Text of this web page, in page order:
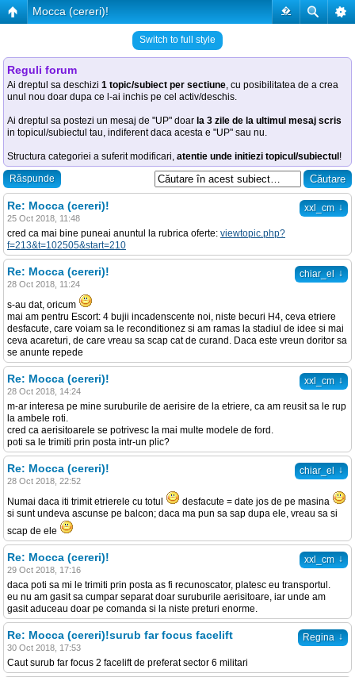
�
Mocca (cereri)!
Switch to full style
Reguli forum
Ai dreptul sa deschizi 1 topic/subiect per sectiune, cu posibilitatea de a crea
unul nou doar dupa ce l-ai inchis pe cel activ/deschis.
Ai dreptul sa postezi un mesaj de "UP" doar la 3 zile de la ultimul mesaj scris
in topicul/subiectul tau, indiferent daca acesta e "UP" sau nu.
Structura categoriei a suferit modificari, atentie unde initiezi topicul/subiectul !
Răspunde
xxl_cm ↓
Re: Mocca (cereri)!
25 Oct 2018, 11:48
cred ca mai bine puneai anuntul la rubrica oferte: viewtopic.php?
f=213&t=102505&start=210
chiar_el ↓
Re: Mocca (cereri)!
28 Oct 2018, 11:24
s-au dat, oricum
mai am pentru Escort: 4 bujii incadenscente noi, niste becuri H4, ceva etriere
desfacute, care voiam sa le reconditionez si am ramas la stadiul de idee si mai
ceva acareturi, de care vreau sa scap cat de curand. Daca este vreun doritor sa
se anunte repede
xxl_cm ↓
Re: Mocca (cereri)!
28 Oct 2018, 14:24
m-ar interesa pe mine suruburile de aerisire de la etriere, ca am reusit sa le rup
la ambele roti.
cred ca aerisitoarele se potrivesc la mai multe modele de ford.
poti sa le trimiti prin posta intr-un plic?
chiar_el ↓
Re: Mocca (cereri)!
28 Oct 2018, 22:52
Numai daca iti trimit etrierele cu totul
desfacute = date jos de pe masina
si sunt undeva ascunse pe balcon; daca ma pun sa sap dupa ele, vreau sa si
scap de ele
xxl_cm ↓
Re: Mocca (cereri)!
29 Oct 2018, 17:16
daca poti sa mi le trimiti prin posta as fi recunoscator, platesc eu transportul.
eu nu am gasit sa cumpar separat doar suruburile aerisitoare, iar unde am
gasit aduceau doar pe comanda si la niste preturi enorme.
Regina ↓
Re: Mocca (cereri)!surub far focus facelift
30 Oct 2018, 17:53
Caut surub far focus 2 facelift de preferat sector 6 militari